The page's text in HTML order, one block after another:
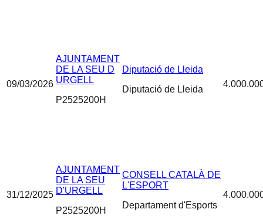
09/03/2026
AJUNTAMENT
DE LA SEU D
URGELL
P2525200H
Diputació de Lleida
Diputació de Lleida
31/12/2025
AJUNTAMENT
DE LA SEU
D'URGELL
P2525200H
CONSELL CATALÀ DE
L'ESPORT
Departament d'Esports